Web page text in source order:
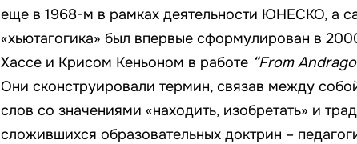
еще в 1968-м в рамках деятельности ЮНЕСКО, а
«хьютагогика» был впервые сформулирован в
Хассе и Крисом Кеньоном в работе “From
Они сконструировали термин, связав между
слов со значениями «находить, изобретать» и
сложившихся образовательных доктрин –